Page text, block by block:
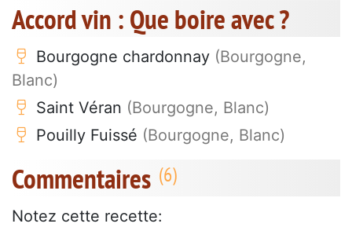
Accord vin : Que boire avec ?
Bourgogne chardonnay (Bourgogne,
Blanc)
Saint Véran (Bourgogne, Blanc)
Pouilly Fuissé (Bourgogne, Blanc)
Commentaires
Notez cette recette: